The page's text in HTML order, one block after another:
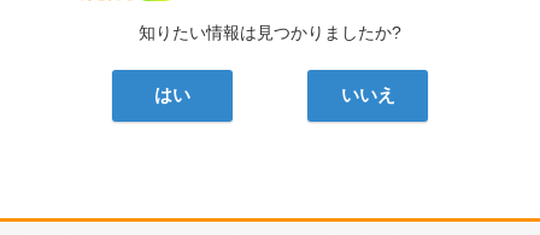
知りたい情報は見つかりましたか?
はい いいえ